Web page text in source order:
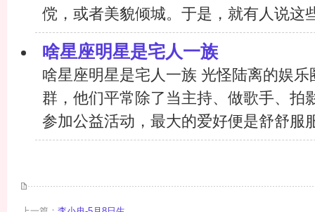
傥，或者美貌倾城。于是，就有人说这
啥星座明星是宅人一族
啥星座明星是宅人一族 光怪陆离的娱
群，他们平常除了当主持、做歌手、拍
参加公益活动，最大的爱好便是舒舒服